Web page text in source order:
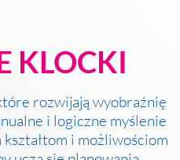
KLOCKI
rozwijają wyobraźnię
i logiczne myślenie
i możliwościom